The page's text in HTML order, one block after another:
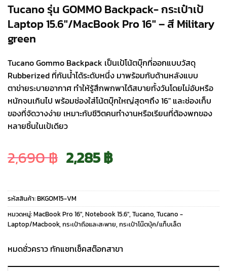
Tucano รุ่น GOMMO Backpack- กระเป๋าเป้
Laptop 15.6″/MacBook Pro 16″ – สี Military
green
Tucano Gommo Backpack เป็นเป้โน้ตบุ๊กที่ออกแบบวัสดุ
Rubberized ที่กันน้ำได้ระดับหนึ่ง มาพร้อมกับด้านหลังแบบ
ตาข่ายระบายอากาศ ทำให้รู้สึกพกพาได้สบายทั้งวันโดยไม่อับหรือ
หนักจนเกินไป พร้อมช่องใส่โน้ตบุ๊กใหญ่สุดๆถึง 16″ และช่องเก็บ
ของที่จัดวางง่าย เหมาะกับชีวิตคนทำงานหรือเรียนที่ต้องพกของ
หลายชิ้นในเป้เดียว
2,690฿ Original
price
was:
2,690 ฿.
2,285฿Current
price
is:
2,285 ฿.
รหัสสินค้า:BKGOM15-VM
หมวดหมู่:MacBook Pro 16″, Notebook 15.6", Tucano, Tucano -
Laptop/Macbook, กระเป๋าถือและสะพาย, กระเป๋าโน๊ตบุ้ค/แท็บเล็ต
หมดชั่วคราว ทักแชทเช็คสต๊อกสาขา